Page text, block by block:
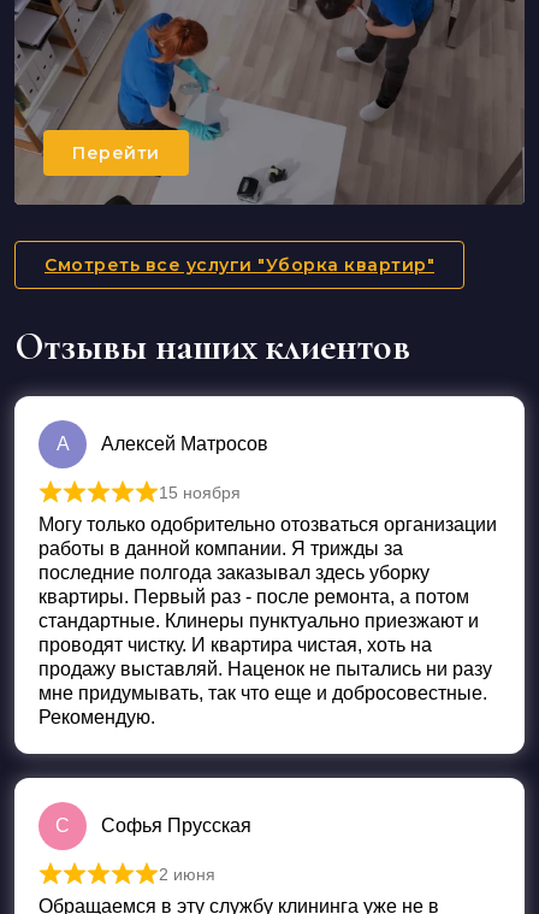
Перейти
Смотреть все услуги "Уборка квартир"
Отзывы наших клиентов
А Алексей Матросов
Оценка
15 ноября
Могу только одобрительно отозваться организации
работы в данной компании. Я трижды за
последние полгода заказывал здесь уборку
квартиры. Первый раз - после ремонта, а потом
стандартные. Клинеры пунктуально приезжают и
проводят чистку. И квартира чистая, хоть на
продажу выставляй. Наценок не пытались ни разу
мне придумывать, так что еще и добросовестные.
Рекомендую.
С Софья Прусская
Оценка
2 июня
Обращаемся в эту службу клининга уже не в